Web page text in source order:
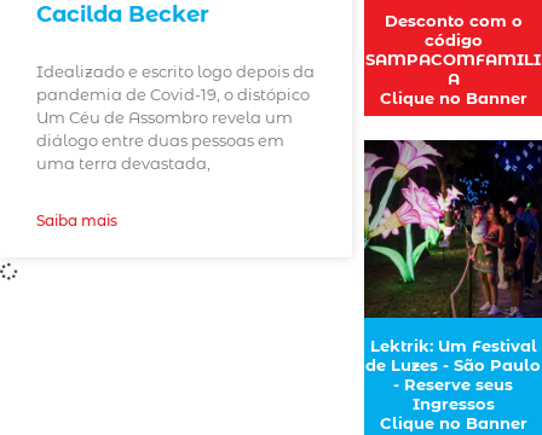
Cacilda Becker
Idealizado e escrito logo depois da
pandemia de Covid-19, o distópico
Um Céu de Assombro revela um
diálogo entre duas pessoas em
uma terra devastada,
Saiba mais
Desconto com o
código
SAMPACOMFAMILI
A
Clique no Banner
Lektrik: Um Festival
de Luzes - São Paulo
- Reserve seus
Ingressos
Clique no Banner